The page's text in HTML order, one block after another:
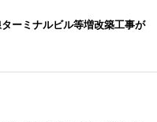
ーミナルビル等増改築工事が